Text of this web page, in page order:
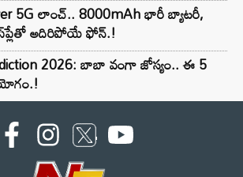
5G లాంచ్.. 8000mAh భారీ బ్యాటరీ,
అదిరిపోయే ఫోన్.!
2026: బాబా వంగా జోస్యం.. ఈ 5